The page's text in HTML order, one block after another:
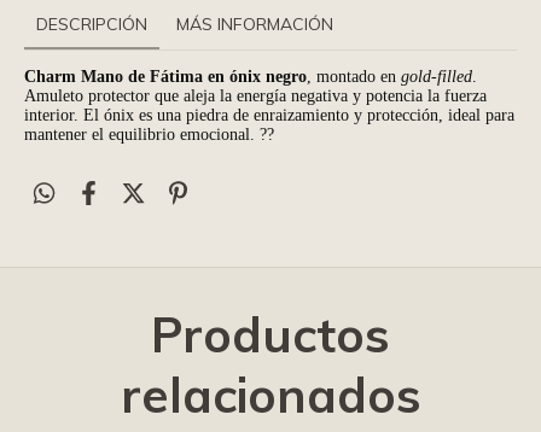
DESCRIPCIÓN MÁS INFORMACIÓN
Charm Mano de Fátima en ónix negro , montado en gold-filled
Amuleto protector que aleja la energía negativa y potencia la fuerza
interior. El ónix es una piedra de enraizamiento y protección, ideal para
mantener el equilibrio emocional. ??
Productos
relacionados